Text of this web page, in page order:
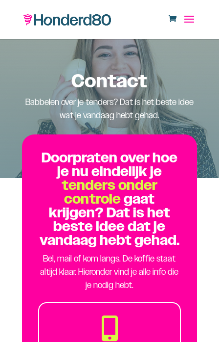
Contact
Babbelen over je tenders? Dat is het beste idee
wat je vandaag hebt gehad.
Doorpraten over hoe
je nu eindelijk je
tenders onder
controlegaat
krijgen? Dat is het
beste idee dat je
vandaag hebt gehad.
Bel, mail of kom langs. De koffie staat
altijd klaar. Hieronder vind je alle info die
je nodig hebt.
